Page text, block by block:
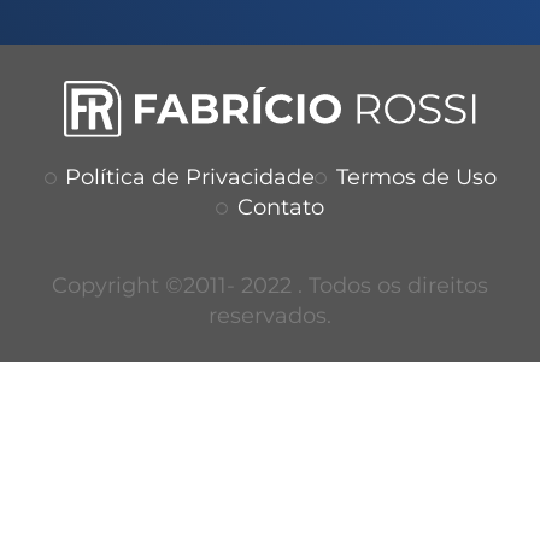
Política de Privacidade
Termos de Uso
Contato
Copyright ©2011- 2022 . Todos os direitos
reservados.